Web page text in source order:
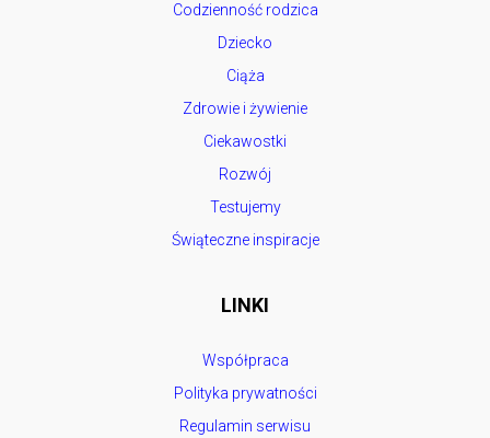
Codzienność rodzica
Dziecko
Ciąża
Zdrowie i żywienie
Ciekawostki
Rozwój
Testujemy
Świąteczne inspiracje
LINKI
Współpraca
Polityka prywatności
Regulamin serwisu